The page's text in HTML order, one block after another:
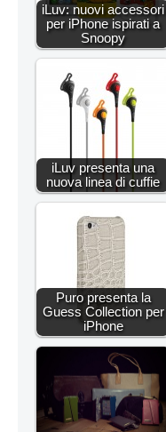
iLuv: nuovi accessori
per iPhone ispirati a
Snoopy
iLuv presenta una
nuova linea di cuffie
Puro presenta la
Guess Collection per
iPhone